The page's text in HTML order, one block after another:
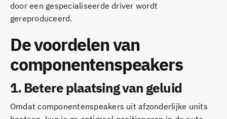
door een gespecialiseerde driver wordt
gereproduceerd.
De voordelen van
componentenspeakers
1. Betere plaatsing van geluid
Omdat componentenspeakers uit afzonderlijke units